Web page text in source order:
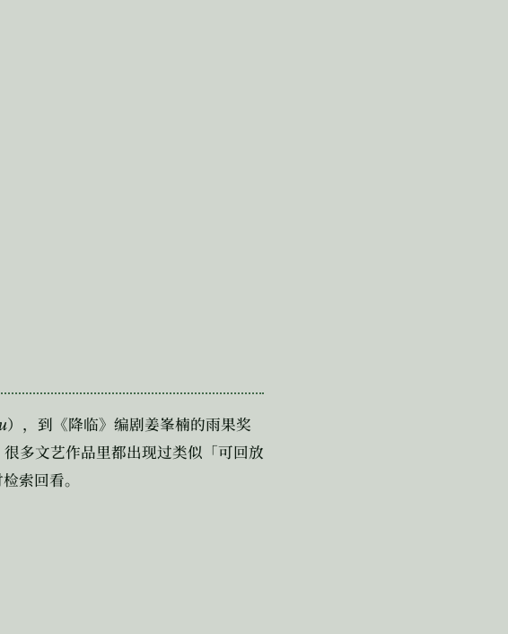
），到《降临》编剧姜峯楠的雨果奖
很多文艺作品里都出现过类似「可回放
索回看。